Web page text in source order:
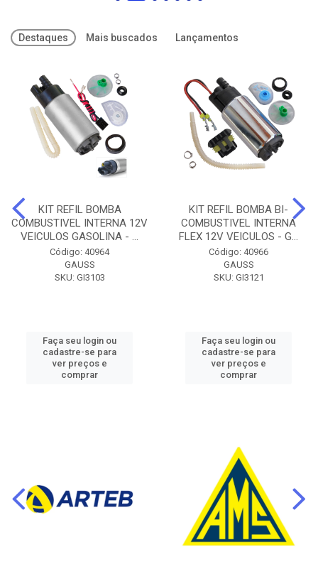
Destaques Mais buscados Lançamentos
KIT REFIL BOMBA
COMBUSTIVEL INTERNA 12V
VEICULOS GASOLINA - ...
Código: 40964
GAUSS
SKU: GI3103
Faça seu login ou
cadastre-se para
ver preços e
comprar
KIT REFIL BOMBA BI-
COMBUSTIVEL INTERNA
FLEX 12V VEICULOS - G...
Código: 40966
GAUSS
SKU: GI3121
Faça seu login ou
cadastre-se para
ver preços e
comprar